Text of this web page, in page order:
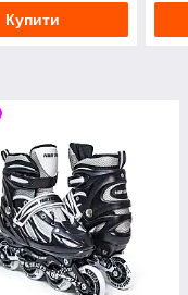
Купити